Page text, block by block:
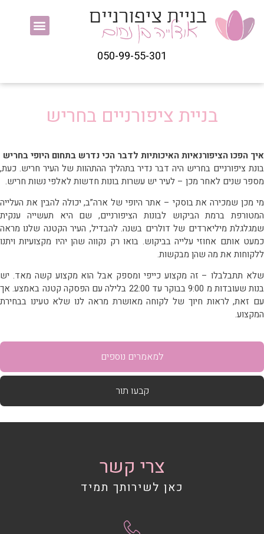
050-99-55-301
בניית ציפורניים בחריש
הפכו הציפורנאיות האיכותיות לדבר הכי נדרש בתחום היופי בחריש
ציפורניים בחריש היה דבר נדיר בתהליך ההתהוות של העיר חריש. כעת,
שנים לאחר מכן – לעיר יש עשרות בונות חדשות לאלפי נשות חריש.
מכן שמכירה את בוסקי – אתר היופי של ארה”ב, יכולה להבין את העלייה
ברמת הביקוש לבונות הציפורניים, שם היא תעשייה ענקית
מיליארדים של דולרים בשנה. להבדיל, העיר הקטנה שלנו מראה
אותם אחוזי עלייה בביקוש. בואו רק נקווה שהן יהיו מקצועיות ויתנו
את מה שהן מבקשות.
תתבלבלו – זה מקצוע כייפי ומספק אבל הוא מקצוע קשה מאד. יש
בנות שעובדות מ 9:00 בבוקר עד 22:00 בלילה עם הפסקה קטנה באמצע. אך
זאת, לראות חיוך של לקוחה מאושרת מראה לנו שלא טעינו בבחירת
למאמרים נוספים
קבעו תור
צרי קשר
כאן לשירותך תמיד